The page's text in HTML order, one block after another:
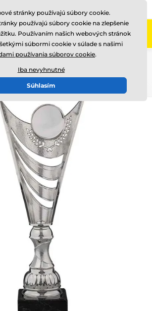
8-17) +421220255160
5cm emblém
stránky používajú súbory cookie.
používajú súbory cookie na zlepšenie
Používaním našich webových stránok
súbormi cookie v súlade s našimi
používania súborov cookie.
Iba nevyhnutné
Súhlasím